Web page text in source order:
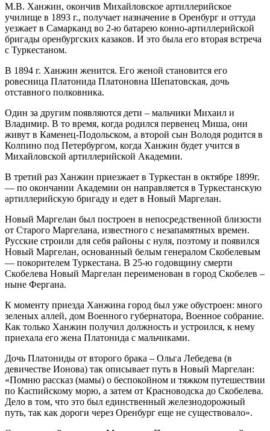
М.В. Ханжин, окончив Михайловское артиллерийское
училище в 1893 г., получает назначение в Оренбург и оттуда
уезжает в Самарканд во 2-ю батарею конно-артиллерийской
бригады оренбургских казаков. И это была его вторая встреча
с Туркестаном.
В 1894 г. Ханжин женится. Его женой становится его
ровесница Платонида Платоновна Шепатовская, дочь
отставного полковника.
Один за другим появляются дети – мальчики Михаил и
Владимир. В то время, когда родился первенец Миша, они
живут в Каменец-Подольском, а второй сын Володя родится в
Колпино под Петербургом, когда Ханжин будет учится в
Михайловской артиллерийской Академии.
В третий раз Ханжин приезжает в Туркестан в октябре 1899г.
— по окончании Академии он направляется в Туркестанскую
артиллерийскую бригаду и едет в Новый Маргелан.
Новый Маргелан был построен в непосредственной близости
от Старого Маргелана, известного с незапамятных времен.
Русские строили для себя районы с нуля, поэтому и появился
Новый Маргелан, основанный белым генералом Скобелевым
— покорителем Туркестана. В 25-ю годовщину смерти
Скобелева Новый Маргелан переименован в город Скобелев –
ныне Фергана.
К моменту приезда Ханжина город был уже обустроен: много
зеленых аллей, дом Военного губернатора, Военное собрание.
Как только Ханжин получил должность и устроился, к нему
приехала его жена Платонида с мальчиками.
Дочь Платониды от второго брака – Ольга Лебедева (в
девичестве Ионова) так описывает путь в Новый Маргелан:
«Помню рассказ (мамы) о беспокойном и тяжком путешествии
по Каспийскому морю, а затем от Красноводска до Скобелева.
Дело в том, что это был единственный железнодорожный
путь, так как дороги через Оренбург еще не существовало».